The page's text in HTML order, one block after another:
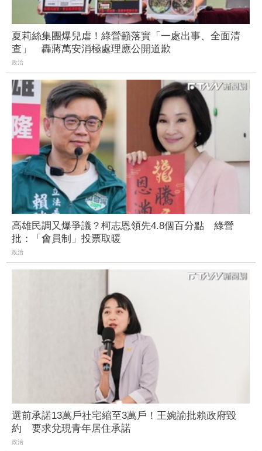
夏莉絲集團爆兒虐！綠營籲落實「一處出事、全面清
查」 轟蔣萬安消極處理應公開道歉
政治
高雄民調又爆爭議？柯志恩領先4.8個百分點 綠營
批：「會員制」投票取暖
政治
選前承諾13萬戶社宅縮至3萬戶！王婉諭批賴政府毀
約 要求兌現青年居住承諾
政治